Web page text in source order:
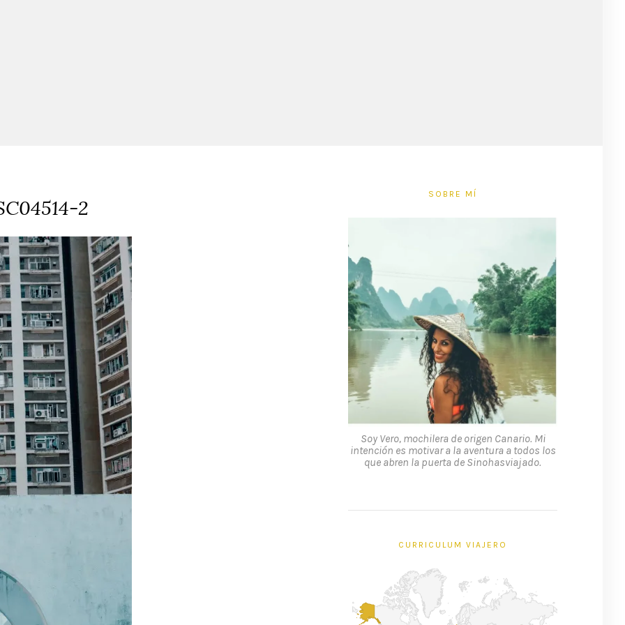
2
SOBRE MÍ
Soy Vero, mochilera de origen Canario. Mi
intención es motivar a la aventura a todos los
que abren la puerta de Sinohasviajado.
CURRICULUM VIAJERO